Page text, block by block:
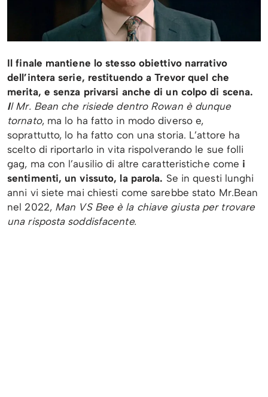
Il finale mantiene lo stesso obiettivo narrativo
dell’intera serie, restituendo a Trevor quel che
merita, e senza privarsi anche di un colpo di scena.
Il Mr. Bean che risiede dentro Rowan è dunque
tornato, ma lo ha fatto in modo diverso e,
soprattutto, lo ha fatto con una storia. L’attore ha
scelto di riportarlo in vita rispolverando le sue folli
gag, ma con l’ausilio di altre caratteristiche come i
sentimenti, un vissuto, la parola. Se in questi lunghi
anni vi siete mai chiesti come sarebbe stato Mr.Bean
nel 2022, Man VS Bee è la chiave giusta per trovare
una risposta soddisfacente.